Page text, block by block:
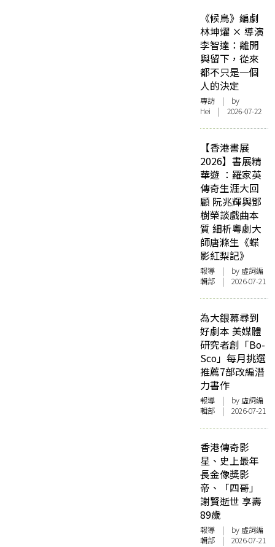
《候鳥》編劇
林坤燿 × 導演
李智達：離開
與留下，從來
都不只是一個
人的決定
專訪 | by
Hei | 2026-07-22
【香港書展
2026】書展精
華遊 ：羅家英
傳奇生涯大回
顧 阮兆輝與鄧
樹榮談戲曲本
質 細析粵劇大
師唐滌生《蝶
影紅梨記》
報導 | by 虛詞編
輯部 | 2026-07-21
為大銀幕尋到
好劇本 美媒體
研究者創「Bo-
Sco」每月挑選
推薦7部改編潛
力書作
報導 | by 虛詞編
輯部 | 2026-07-21
香港傳奇影
星、史上最年
長金像獎影
帝、「四哥」
謝賢逝世 享壽
89歲
報導 | by 虛詞編
輯部 | 2026-07-21